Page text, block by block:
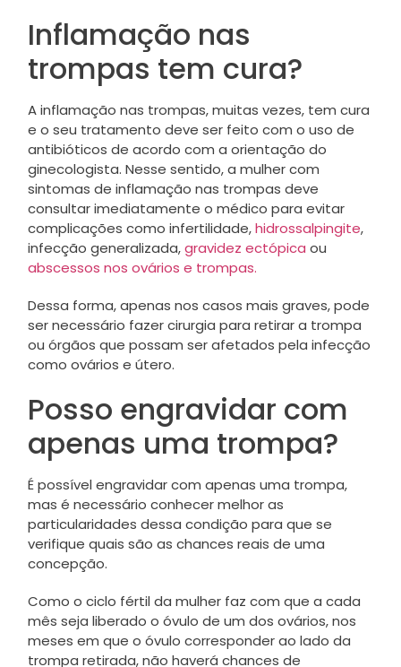
Inflamação nas
trompas tem cura?
A inflamação nas trompas, muitas vezes, tem cura
e o seu tratamento deve ser feito com o uso de
antibióticos de acordo com a orientação do
ginecologista. Nesse sentido, a mulher com
sintomas de inflamação nas trompas deve
consultar imediatamente o médico para evitar
complicações como infertilidade,hidrossalpingite,
infecção generalizada,gravidez ectópica ou
abscessos nos ovários e trompas.
Dessa forma, apenas nos casos mais graves, pode
ser necessário fazer cirurgia para retirar a trompa
ou órgãos que possam ser afetados pela infecção
como ovários e útero.
Posso engravidar com
apenas uma trompa?
É possível engravidar com apenas uma trompa,
mas é necessário conhecer melhor as
particularidades dessa condição para que se
verifique quais são as chances reais de uma
concepção.
Como o ciclo fértil da mulher faz com que a cada
mês seja liberado o óvulo de um dos ovários, nos
meses em que o óvulo corresponder ao lado da
trompa retirada, não haverá chances de